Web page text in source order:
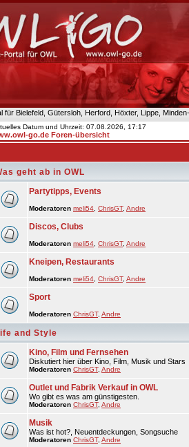
für Bielefeld, Gütersloh, Herford, Höxter, Lippe,
Datum und Uhrzeit: 07.08.2026, 17:17
go.de Foren-übersicht
geht ab in OWL
Partytipps, Events
Moderatoren meli54 ChrisGT, Andre
Discos, Clubs
Moderatoren meli54 ChrisGT, Andre
Kneipen, Restaurants
Moderatoren meli54 ChrisGT, Andre
Sport
Moderatoren ChrisGT, Andre
and Style
Kino, Film und Fernsehen
Diskutiert hier über Kino, Film, Musik und Stars
Moderatoren ChrisGT, Andre
Outlet und Fabrik Verkauf in OWL
Wo gibt es was am günstigesten.
Moderatoren ChrisGT, Andre
Musik
Was ist hot?, Neuentdeckungen, Songsuche
Moderatoren ChrisGT, Andre